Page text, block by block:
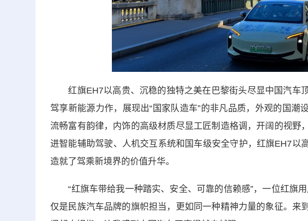
红旗EH7以高贵、沉稳的独特之美在巴黎街头尽显中国汽车
驾享新能源力作，展现出“国家队造车”的非凡品质，外观的国潮
流畅富有韵律，内饰的高级材质尽显工匠制造格调，开阔的视野
进智能辅助驾驶、人机交互系统和国车级安全守护，红旗EH7以
造就了驾乘新境界的价值升华。
“红旗车带给我一种踏实、安全、可靠的信赖感”，一位红旗用
仅是民族汽车品牌的旗帜担当，更如同一种精神力量的象征。来